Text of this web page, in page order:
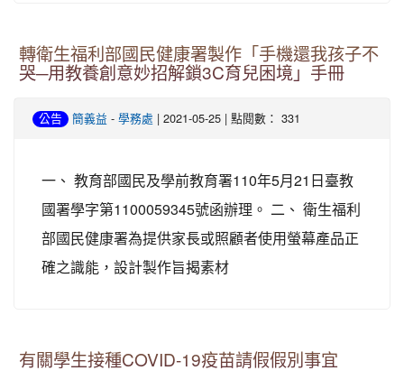
轉衛生福利部國民健康署製作「手機還我孩子不
哭─用教養創意妙招解鎖3C育兒困境」手冊
公告 簡義益 - 學務處 | 2021-05-25 | 點閱數： 331
一、 教育部國民及學前教育署110年5月21日臺教
國署學字第1100059345號函辦理。 二、 衛生福利
部國民健康署為提供家長或照顧者使用螢幕產品正
確之識能，設計製作旨揭素材
有關學生接種COVID-19疫苗請假假別事宜